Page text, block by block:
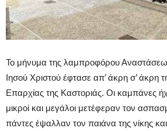
Το μήνυμα της λαμπροφόρου
Ιησού Χριστού έφτασε απ’ άκρη σ’ άκρη
Επαρχίας της Καστοριάς. Οι καμπάνες
μικροί και μεγάλοι μετέφεραν τον
πάντες έψαλλαν τον παιάνα της νίκης